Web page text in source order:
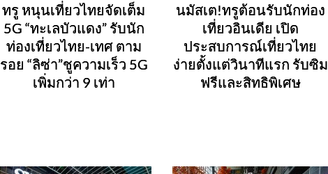
ทรู หนุนเที่ยวไทยจัดเต็ม
5G “ทะเลบัวแดง” รับนัก
ท่องเที่ยวไทย-เทศ ตาม
รอย “ลิซ่า”ชูความเร็ว 5G
เพิ่มกว่า 9 เท่า
นมัสเต!ทรูต้อนรับนักท่อง
เที่ยวอินเดีย เปิด
ประสบการณ์เที่ยวไทย
ง่ายตั้งแต่วินาทีแรก รับซิม
ฟรีและสิทธิพิเศษ